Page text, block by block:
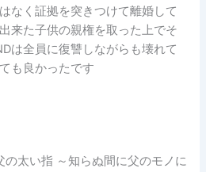
なく証拠を突きつけて離婚して
来た子供の親権を取った上でそ
は全員に復讐しながらも壊れて
も良かったです
の太い指 ～知らぬ間に父のモノに